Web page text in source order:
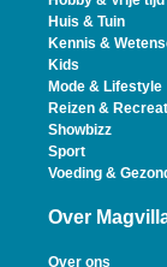
Huis & Tuin
Kennis &
Kids
Mode & Lifestyle
Reizen &
Showbizz
Sport
Voeding &
Over
Over ons